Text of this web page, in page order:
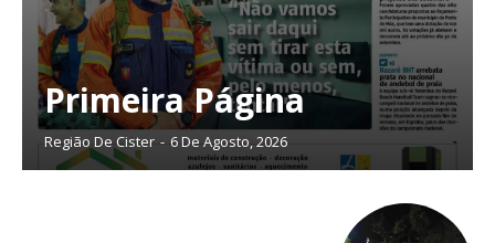
Sendo assinante terá acesso a todos os conteúdos exclusivos e versões
digitais.
Escolha o plano de assinatura desejado:
Primeira Página
Região De Cister - 6 De Agosto, 2026